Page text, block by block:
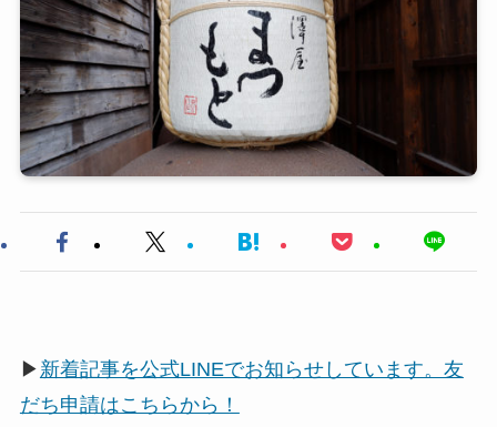
▶ 新着記事を公式LINEでお知らせしています。友
だち申請はこちらから！